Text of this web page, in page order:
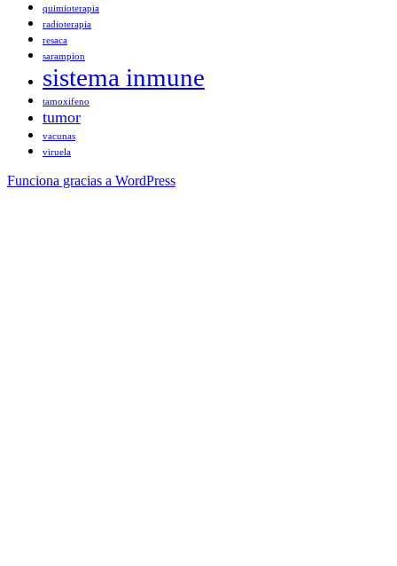
quimioterapia
radioterapia
resaca
sarampion
sistema inmune
tamoxifeno
tumor
vacunas
viruela
Funciona gracias a WordPress